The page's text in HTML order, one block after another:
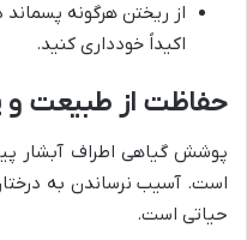
از ریختن هرگونه
اکیداً خودداری کنید.
حفاظت از طبیعت
پوشش گیاهی اطراف آبشار
است. آسیب نرساندن به
حیاتی است.